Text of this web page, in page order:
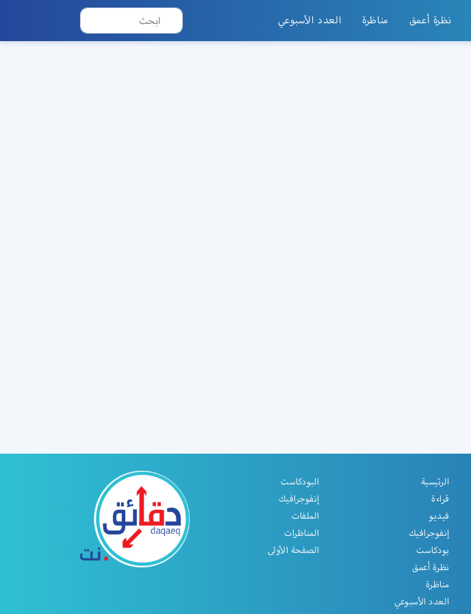
نظرة أعمق مناظرة العدد الأسبوعي
الرئيسية
قراءة
فيديو
إنفوجرافيك
بودكاست
نظرة أعمق
مناظرة
العدد الأسبوعي
البودكاست
إنفوجرافيك
الملفات
المناظرات
الصفحة الأولى